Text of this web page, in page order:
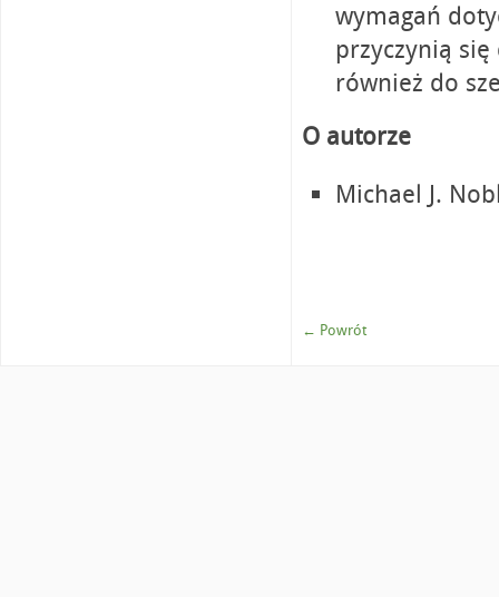
wymagań
przyczynią
również do
O autorze
Michael J.
← Powrót